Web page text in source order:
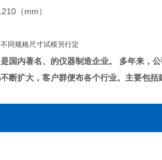
（mm）
同规格尺寸试模另行定
国内著名、的仪器制造企业。
多年来，
断扩大，客户群便布各个行业。主要包括